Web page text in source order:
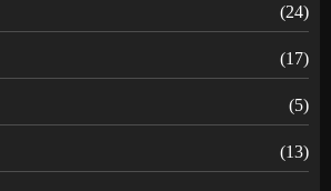
(24)
(17)
(5)
(13)